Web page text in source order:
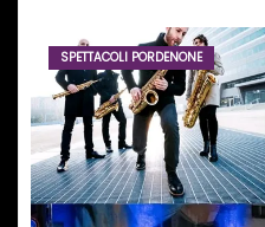
SPETTACOLI PORDENONE